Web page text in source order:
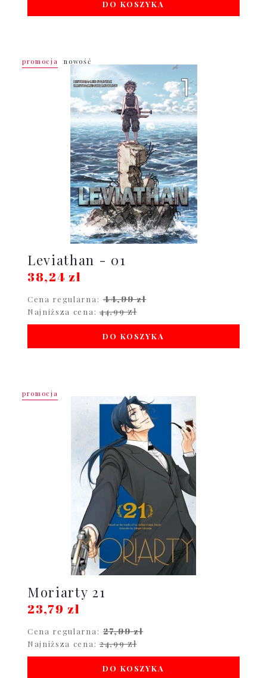
DO KOSZYKA
Leviathan - 01
38,24 zł
Cena regularna: 44,99 zł
Najniższa cena: 44,99 zł
DO KOSZYKA
promocja nowość
Moriarty 21
23,79 zł
Cena regularna: 27,99 zł
Najniższa cena: 24,99 zł
DO KOSZYKA
promocja